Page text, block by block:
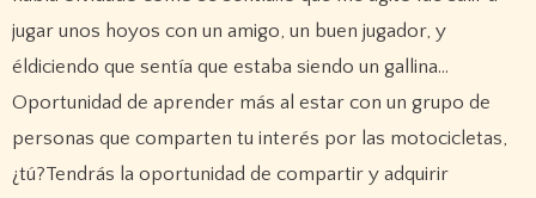
jugar unos hoyos con un amigo, un buen jugador, y
éldiciendo que sentía que estaba siendo un gallina…
Oportunidad de aprender más al estar con un grupo de
personas que comparten tu interés por las motocicletas,
¿tú?Tendrás la oportunidad de compartir y adquirir